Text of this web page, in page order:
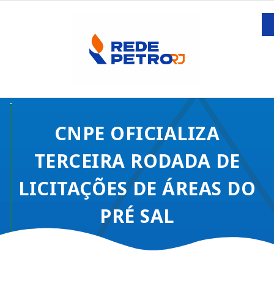
CNPE OFICIALIZA
TERCEIRA RODADA DE
LICITAÇÕES DE ÁREAS DO
PRÉ SAL